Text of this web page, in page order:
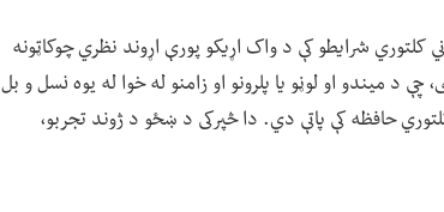
شرایطو کې د واک اړیکو پورې اړوند نظري چوکاټونه
میندو او لوڼو یا پلرونو او زامنو له خوا له یوه نسل و بل
حافظه کې پاتې دي. دا څپرکی د ښځو د ژوند تجربو،